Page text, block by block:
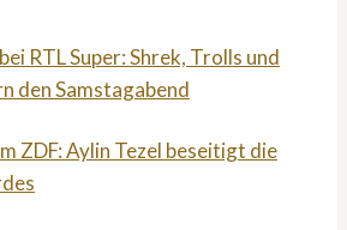
RTL Super: Shrek, Trolls und
den Samstagabend
ZDF: Aylin Tezel beseitigt die